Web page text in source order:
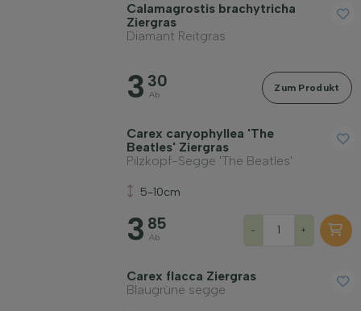
Calamagrostis brachytricha
Ziergras
Diamant Reitgras
3 30
Ab
Zum Produkt
Carex caryophyllea 'The
Beatles' Ziergras
Pilzkopf-Segge 'The Beatles'
5-10cm
3 85
Ab
- +
Carex flacca Ziergras
Blaugrüne segge